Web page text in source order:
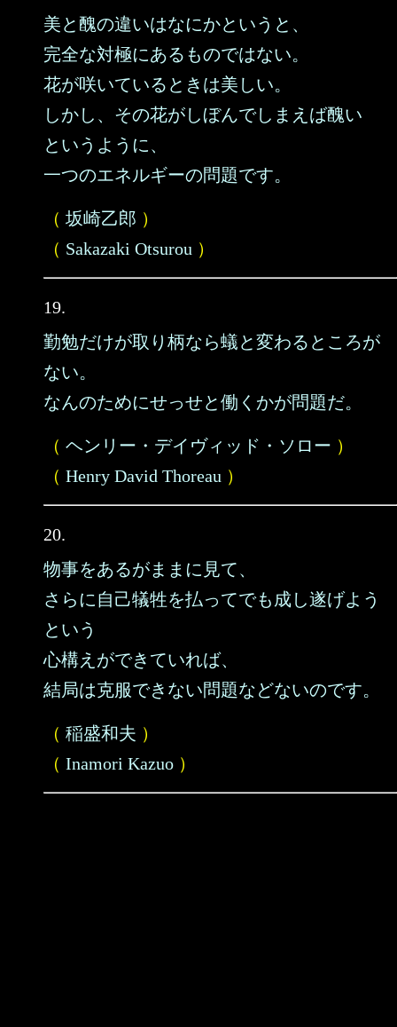
美と醜の違いはなにかというと、
完全な対極にあるものではない。
花が咲いているときは美しい。
しかし、その花がしぼんでしまえば醜い
というように、
一つのエネルギーの問題です。
（ 坂崎乙郎 ）
（ Sakazaki Otsurou ）
19.
勤勉だけが取り柄なら蟻と変わるところが
ない。
なんのためにせっせと働くかが問題だ。
（ ヘンリー・デイヴィッド・ソロー ）
（ Henry David Thoreau ）
20.
物事をあるがままに見て、
さらに自己犠牲を払ってでも成し遂げよう
という
心構えができていれば、
結局は克服できない問題などないのです。
（ 稲盛和夫 ）
（ Inamori Kazuo ）